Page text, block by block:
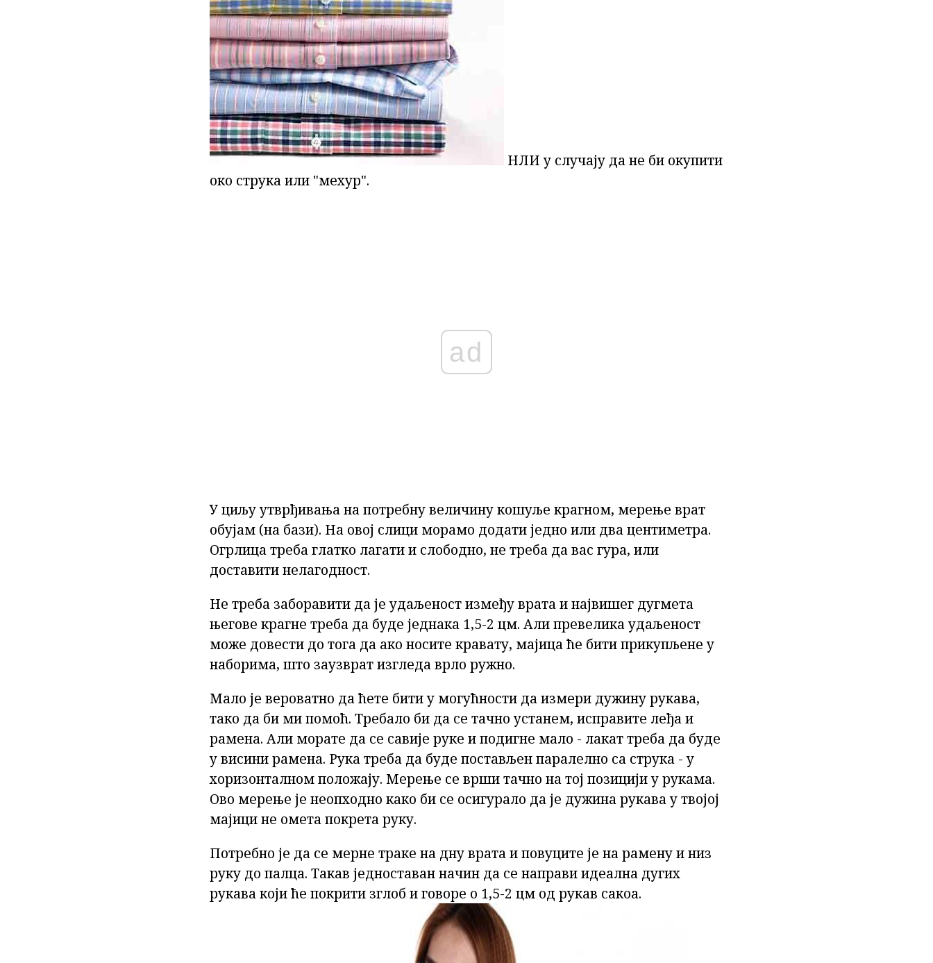
НЛИ у случају да не би окупити
око струка или "мехур".
ad
У циљу утврђивања на потребну величину кошуље крагном, мерење врат
обујам (на бази). На овој слици морамо додати једно или два центиметра.
Огрлица треба глатко лагати и слободно, не треба да вас гура, или
доставити нелагодност.
Не треба заборавити да је удаљеност између врата и највишег дугмета
његове крагне треба да буде једнака 1,5-2 цм. Али превелика удаљеност
може довести до тога да ако носите кравату, мајица ће бити прикупљене у
наборима, што заузврат изгледа врло ружно.
Мало је вероватно да ћете бити у могућности да измери дужину рукава,
тако да би ми помоћ. Требало би да се тачно устанем, исправите леђа и
рамена. Али морате да се савије руке и подигне мало - лакат треба да буде
у висини рамена. Рука треба да буде постављен паралелно са струка - у
хоризонталном положају. Мерење се врши тачно на тој позицији у рукама.
Ово мерење је неопходно како би се осигурало да је дужина рукава у твојој
мајици не омета покрета руку.
Потребно је да се мерне траке на дну врата и повуците је на рамену и низ
руку до палца. Такав једноставан начин да се направи идеална дугих
рукава који ће покрити зглоб и говоре о 1,5-2 цм од рукав сакоа.